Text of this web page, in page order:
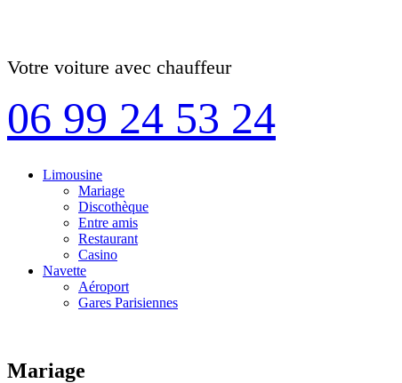
Votre voiture avec chauffeur
06 99 24 53 24
Limousine
Mariage
Discothèque
Entre amis
Restaurant
Casino
Navette
Aéroport
Gares Parisiennes
Mariage